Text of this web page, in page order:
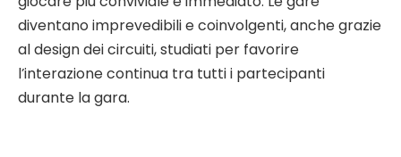
diventano imprevedibili e coinvolgenti, anche grazie
al design dei circuiti, studiati per favorire
l’interazione continua tra tutti i partecipanti
durante la gara.